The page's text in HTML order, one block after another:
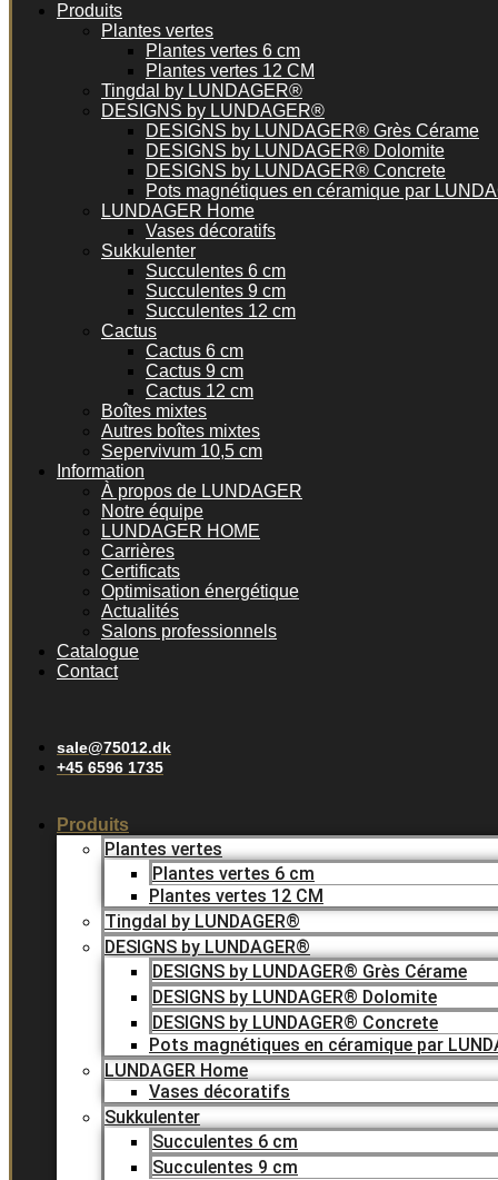
Produits
Plantes vertes
Plantes vertes 6 cm
Plantes vertes 12 CM
Tingdal by LUNDAGER®
DESIGNS by LUNDAGER®
DESIGNS by LUNDAGER® Grès Cérame
DESIGNS by LUNDAGER® Dolomite
DESIGNS by LUNDAGER® Concrete
Pots magnétiques en céramique par
LUNDAGER Home
Vases décoratifs
Sukkulenter
Succulentes 6 cm
Succulentes 9 cm
Succulentes 12 cm
Cactus
Cactus 6 cm
Cactus 9 cm
Cactus 12 cm
Boîtes mixtes
Autres boîtes mixtes
Sepervivum 10,5 cm
Information
À propos de LUNDAGER
Notre équipe
LUNDAGER HOME
Carrières
Certificats
Optimisation énergétique
Actualités
Salons professionnels
Catalogue
Contact
sale@75012.dk
+45 6596 1735
Produits
Plantes vertes
Plantes vertes 6 cm
Plantes vertes 12 CM
Tingdal by LUNDAGER®
DESIGNS by LUNDAGER®
DESIGNS by LUNDAGER® Grès Cérame
DESIGNS by LUNDAGER® Dolomite
DESIGNS by LUNDAGER® Concrete
Pots magnétiques en céramique par
LUNDAGER Home
Vases décoratifs
Sukkulenter
Succulentes 6 cm
Succulentes 9 cm